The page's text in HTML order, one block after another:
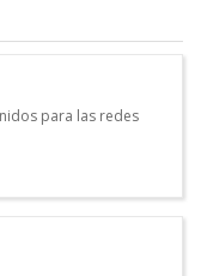
para las redes